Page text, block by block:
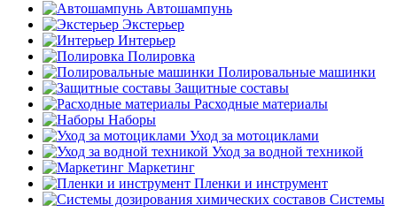
Автошампунь
Экстерьер
Интерьер
Полировка
Полировальные машинки
Защитные составы
Расходные материалы
Наборы
Уход за мотоциклами
Уход за водной техникой
Маркетинг
Пленки и инструмент
Системы